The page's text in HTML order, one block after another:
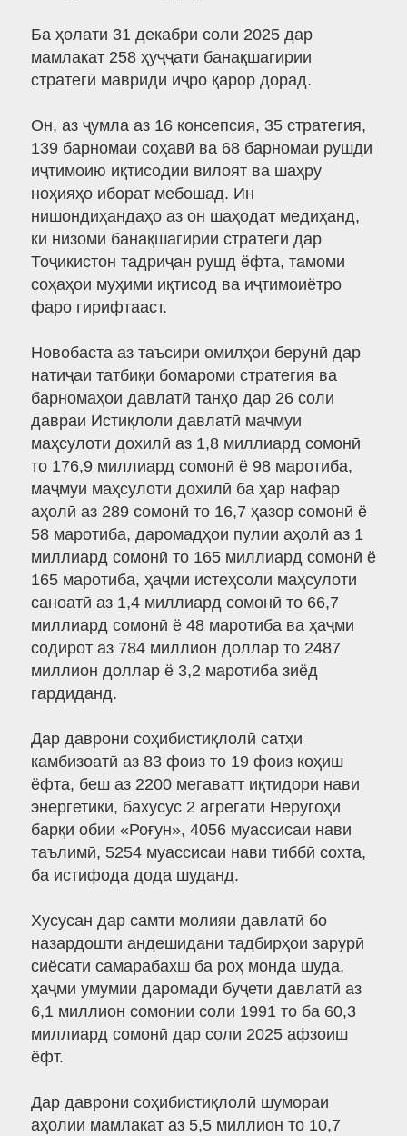
Ба ҳолати 31 декабри соли 2025 дар
мамлакат 258 ҳуҷҷати банақшагирии
стратегӣ мавриди иҷро қарор дорад.
Он, аз ҷумла аз 16 консепсия, 35 стратегия,
139 барномаи соҳавӣ ва 68 барномаи рушди
иҷтимоию иқтисодии вилоят ва шаҳру
ноҳияҳо иборат мебошад. Ин
нишондиҳандаҳо аз он шаҳодат медиҳанд,
ки низоми банақшагирии стратегӣ дар
Тоҷикистон тадриҷан рушд ёфта, тамоми
соҳаҳои муҳими иқтисод ва иҷтимоиётро
фаро гирифтааст.
Новобаста аз таъсири омилҳои берунӣ дар
натиҷаи татбиқи бомароми стратегия ва
барномаҳои давлатӣ танҳо дар 26 соли
давраи Истиқлоли давлатӣ маҷмуи
маҳсулоти дохилӣ аз 1,8 миллиард сомонӣ
то 176,9 миллиард сомонӣ ё 98 маротиба,
маҷмуи маҳсулоти дохилӣ ба ҳар нафар
аҳолӣ аз 289 сомонӣ то 16,7 ҳазор сомонӣ ё
58 маротиба, даромадҳои пулии аҳолӣ аз 1
миллиард сомонӣ то 165 миллиард сомонӣ ё
165 маротиба, ҳаҷми истеҳсоли маҳсулоти
саноатӣ аз 1,4 миллиард сомонӣ то 66,7
миллиард сомонӣ ё 48 маротиба ва ҳаҷми
содирот аз 784 миллион доллар то 2487
миллион доллар ё 3,2 маротиба зиёд
гардиданд.
Дар даврони соҳибистиқлолӣ сатҳи
камбизоатӣ аз 83 фоиз то 19 фоиз коҳиш
ёфта, беш аз 2200 мегаватт иқтидори нави
энергетикӣ, бахусус 2 агрегати Неругоҳи
барқи обии «Роғун», 4056 муассисаи нави
таълимӣ, 5254 муассисаи нави тиббӣ сохта,
ба истифода дода шуданд.
Хусусан дар самти молияи давлатӣ бо
назардошти андешидани тадбирҳои зарурӣ
сиёсати самарабахш ба роҳ монда шуда,
ҳаҷми умумии даромади буҷети давлатӣ аз
6,1 миллион сомонии соли 1991 то ба 60,3
миллиард сомонӣ дар соли 2025 афзоиш
ёфт.
Дар даврони соҳибистиқлолӣ шумораи
аҳолии мамлакат аз 5,5 миллион то 10,7